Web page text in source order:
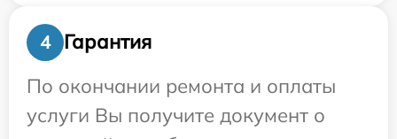
4
Гарантия
По окончании ремонта и оплаты
услуги Вы получите документ о